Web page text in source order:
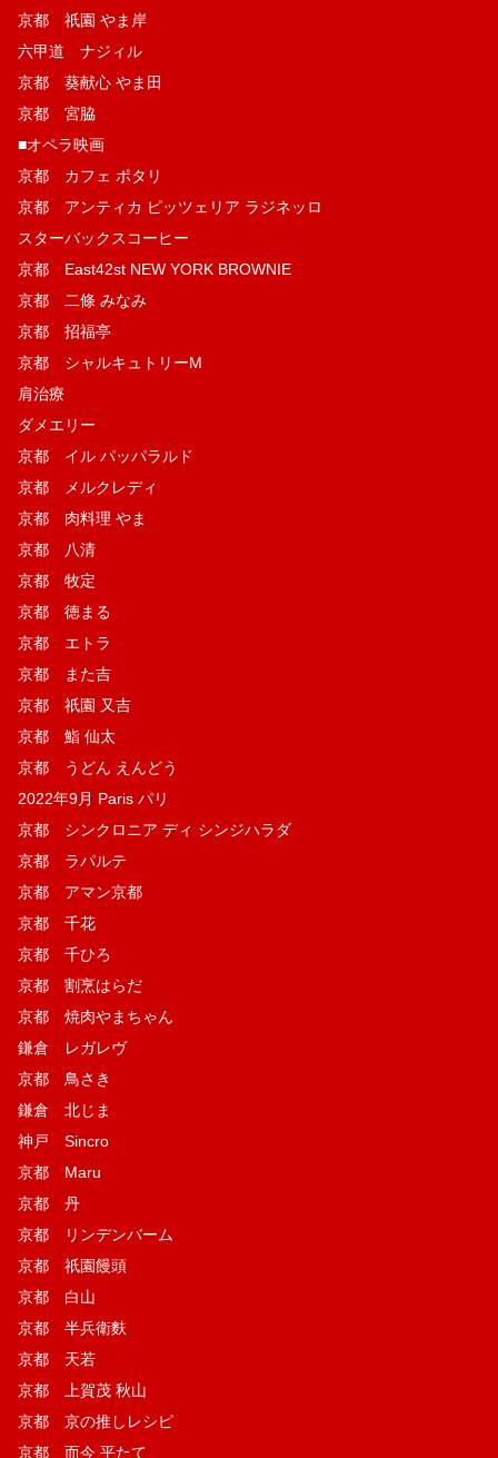
京都 祇園 やま岸
六甲道 ナジィル
京都 葵献心 やま田
京都 宮脇
■オペラ映画
京都 カフェ ポタリ
京都 アンティカ ピッツェリア ラジネッロ
スターバックスコーヒー
京都 East42st NEW YORK BROWNIE
京都 二條 みなみ
京都 招福亭
京都 シャルキュトリーM
肩治療
ダメエリー
京都 イル パッパラルド
京都 メルクレディ
京都 肉料理 やま
京都 八清
京都 牧定
京都 徳まる
京都 エトラ
京都 また吉
京都 祇園 又吉
京都 鮨 仙太
京都 うどん えんどう
2022年9月 Paris パリ
京都 シンクロニア ディ シンジハラダ
京都 ラパルテ
京都 アマン京都
京都 千花
京都 千ひろ
京都 割烹はらだ
京都 焼肉やまちゃん
鎌倉 レガレヴ
京都 鳥さき
鎌倉 北じま
神戸 Sincro
京都 Maru
京都 丹
京都 リンデンバーム
京都 祇園饅頭
京都 白山
京都 半兵衛麩
京都 天若
京都 上賀茂 秋山
京都 京の推しレシピ
京都 而今 平たて